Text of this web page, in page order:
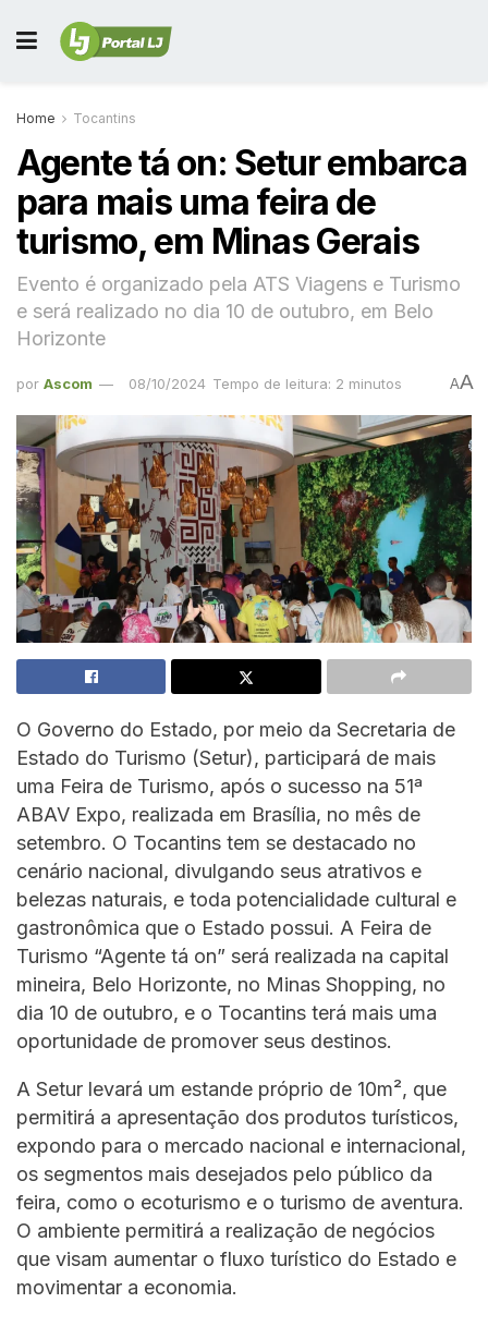
Home Tocantins
Agente tá on: Setur embarca
para mais uma feira de
turismo, em Minas Gerais
Evento é organizado pela ATS Viagens e Turismo
e será realizado no dia 10 de outubro, em Belo
Horizonte
por Ascom 08/10/2024 Tempo de leitura: 2 minutos AA
O Governo do Estado, por meio da Secretaria de
Estado do Turismo (Setur), participará de mais
uma Feira de Turismo, após o sucesso na 51ª
ABAV Expo, realizada em Brasília, no mês de
setembro. O Tocantins tem se destacado no
cenário nacional, divulgando seus atrativos e
belezas naturais, e toda potencialidade cultural e
gastronômica que o Estado possui. A Feira de
Turismo “Agente tá on” será realizada na capital
mineira, Belo Horizonte, no Minas Shopping, no
dia 10 de outubro, e o Tocantins terá mais uma
oportunidade de promover seus destinos.
A Setur levará um estande próprio de 10m², que
permitirá a apresentação dos produtos turísticos,
expondo para o mercado nacional e internacional,
os segmentos mais desejados pelo público da
feira, como o ecoturismo e o turismo de aventura.
O ambiente permitirá a realização de negócios
que visam aumentar o fluxo turístico do Estado e
movimentar a economia.